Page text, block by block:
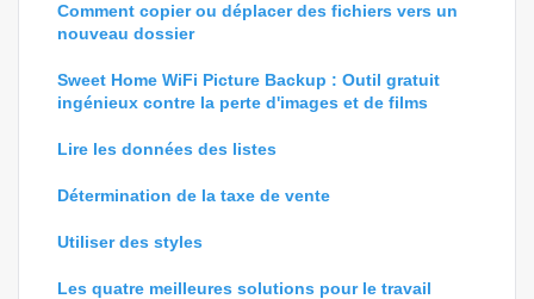
Comment copier ou déplacer des fichiers vers un
nouveau dossier
Sweet Home WiFi Picture Backup : Outil gratuit
ingénieux contre la perte d'images et de films
Lire les données des listes
Détermination de la taxe de vente
Utiliser des styles
Les quatre meilleures solutions pour le travail